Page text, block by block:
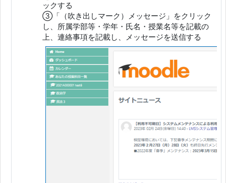
ックする
③「（吹き出しマーク）メッセージ」をクリック
し、所属学部等・学年・氏名・授業名等を記載の
上、連絡事項を記載し、メッセージを送信する